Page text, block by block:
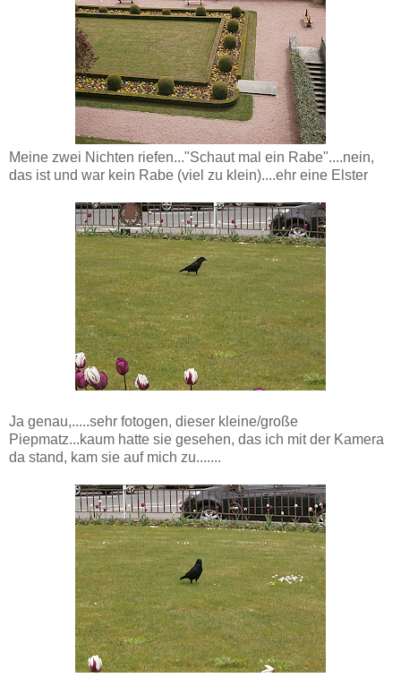
Meine zwei Nichten riefen..."Schaut mal ein Rabe"....nein,
das ist und war kein Rabe (viel zu klein)....ehr eine Elster
Ja genau,.....sehr fotogen, dieser kleine/große
Piepmatz...kaum hatte sie gesehen, das ich mit der Kamera
da stand, kam sie auf mich zu.......